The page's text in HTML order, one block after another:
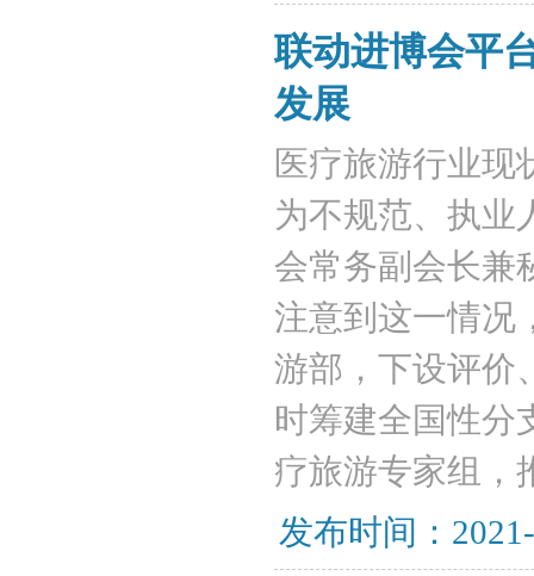
联动进博会平
发展
医疗旅游行业现
为不规范、执业
会常务副会长兼
注意到这一情况
游部，下设评价
时筹建全国性
疗旅游专家组，
发布时间：